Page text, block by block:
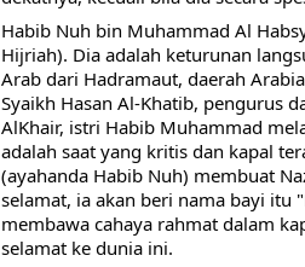
Habib Nuh bin Muhammad Al
Hijriah). Dia adalah keturunan
Arab dari Hadramaut, daerah
Syaikh Hasan Al-Khatib, pengurus
AlKhair, istri Habib Muhammad
adalah saat yang kritis dan kapal
(ayahanda Habib Nuh) membuat
selamat, ia akan beri nama bayi itu
membawa cahaya rahmat dalam
selamat ke dunia ini.